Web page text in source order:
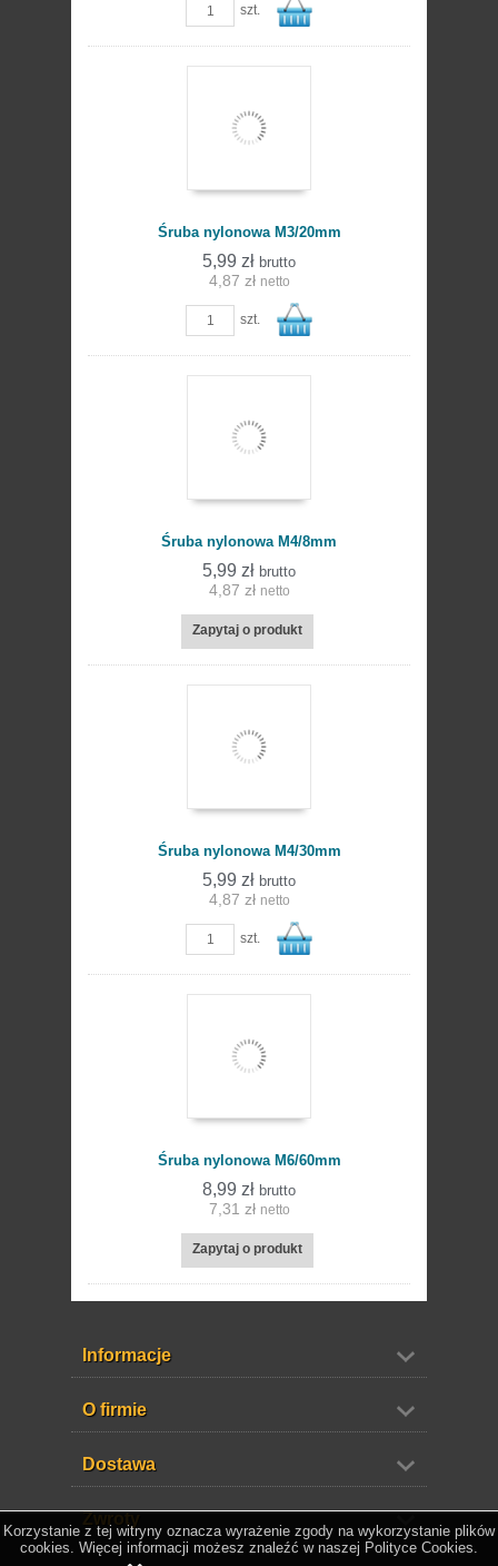
szt.
koszyka
Śruba nylonowa M3/20mm
5,99 zł brutto
4,87 zł netto
szt.
koszyka
Śruba nylonowa M4/8mm
5,99 zł brutto
4,87 zł netto
Zapytaj o produkt
Śruba nylonowa M4/30mm
5,99 zł brutto
4,87 zł netto
szt.
koszyka
Śruba nylonowa M6/60mm
8,99 zł brutto
7,31 zł netto
Zapytaj o produkt
Informacje
O firmie
Dostawa
Zwroty
Korzystanie z tej witryny oznacza wyrażenie zgody na wykorzystanie plików
cookies. Więcej informacji możesz znaleźć w naszej Polityce Cookies.